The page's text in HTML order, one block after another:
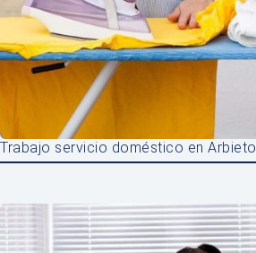
Trabajo servicio doméstico en Arbieto